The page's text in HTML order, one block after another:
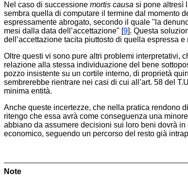
Nel caso di successione mortis causa si pone altresì
sembra quella di computare il termine dal momento
espressamente abrogato, secondo il quale "la
mesi dalla data dell’accettazione" [9]. Questa
dell’accettazione tacita piuttosto di quella espressa
Oltre questi vi sono pure altri problemi interpretativi,
relazione alla stessa individuazione del bene
pozzo insistente su un cortile interno, di proprietà
sembrerebbe rientrare nei casi di cui all’art. 58 del
minima entità.
Anche queste incertezze, che nella pratica rendono
ritengo che essa avrà come conseguenza una
abbiano da assumere decisioni sui loro beni dovrà
economico, seguendo un percorso del resto già
Note